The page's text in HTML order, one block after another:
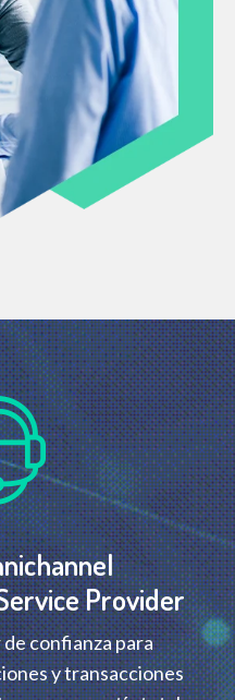
Provider
confianza para
y transacciones